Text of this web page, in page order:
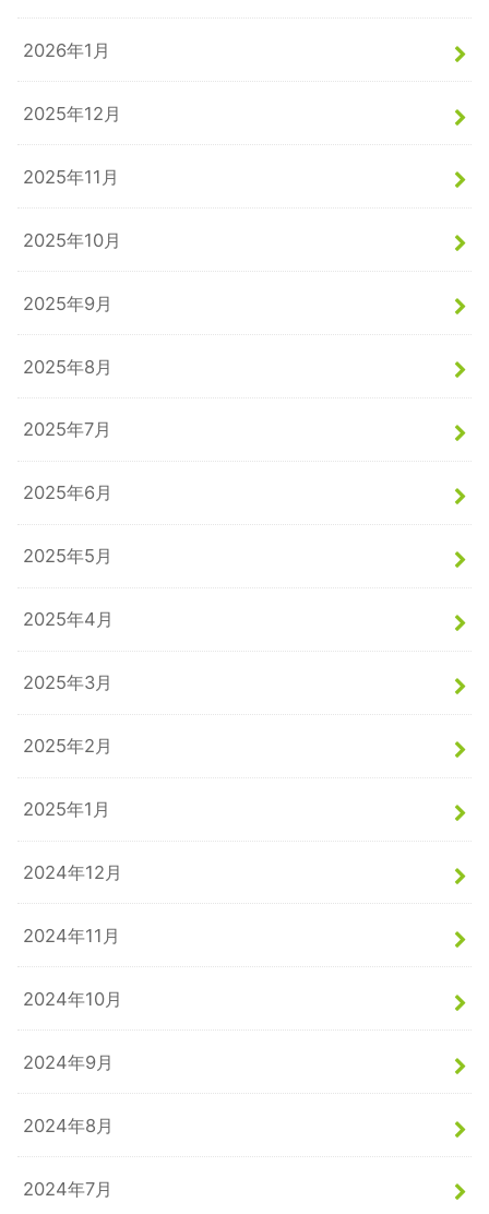
2026年1月
2025年12月
2025年11月
2025年10月
2025年9月
2025年8月
2025年7月
2025年6月
2025年5月
2025年4月
2025年3月
2025年2月
2025年1月
2024年12月
2024年11月
2024年10月
2024年9月
2024年8月
2024年7月